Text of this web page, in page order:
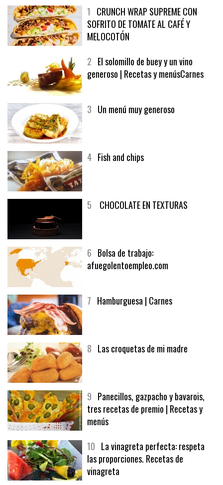
1CRUNCH WRAP SUPREME CON
SOFRITO DE TOMATE AL CAFÉ Y
MELOCOTÓN
2El solomillo de buey y un vino
6Bolsa de trabajo:
9Panecillos, gazpacho y bavarois,
tres recetas de premio | Recetas y
menús
10La vinagreta perfecta: respeta
las proporciones. Recetas de